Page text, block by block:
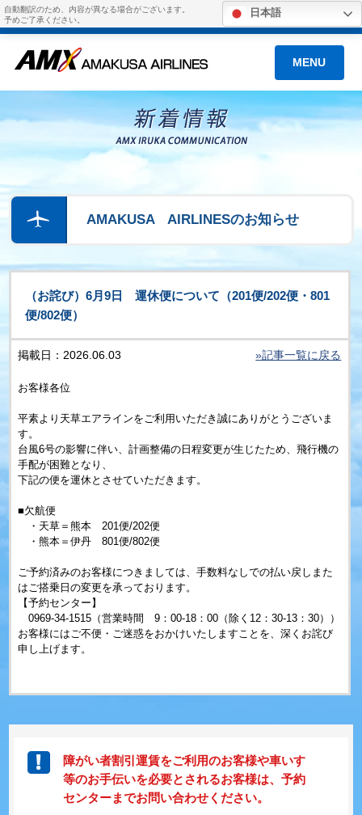
自動翻訳のため、内容が異なる場合がございます。
予めご了承ください。
日本語
MENU
AMAKUSA AIRLINESのお知らせ
（お詫び）6月9日 運休便について（201便/202便・801
便/802便）
掲載日：2026.06.03 »記事一覧に戻る
お客様各位
平素より天草エアラインをご利用いただき誠にありがとうございま
す。
台風6号の影響に伴い、計画整備の日程変更が生じたため、飛行機の
手配が困難となり、
下記の便を運休とさせていただきます。
■欠航便
・天草＝熊本 201便/202便
・熊本＝伊丹 801便/802便
ご予約済みのお客様につきましては、手数料なしでの払い戻しまた
はご搭乗日の変更を承っております。
【予約センター】
0969-34-1515（営業時間 9：00-18：00（除く12：30-13：30））
お客様にはご不便・ご迷惑をおかけいたしますことを、深くお詫び
申し上げます。
障がい者割引運賃をご利用のお客様や車いす
等のお手伝いを必要とされるお客様は、予約
センターまでお問い合わせください。